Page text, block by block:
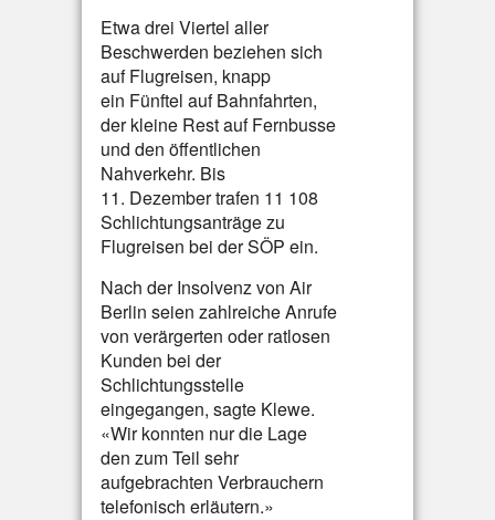
Etwa drei Viertel aller
Beschwerden beziehen sich
auf Flugreisen, knapp
ein Fünftel auf Bahnfahrten,
der kleine Rest auf Fernbusse
und den öffentlichen
Nahverkehr. Bis
11. Dezember trafen 11 108
Schlichtungsanträge zu
Flugreisen bei der SÖP ein.
Nach der Insolvenz von Air
Berlin seien zahlreiche Anrufe
von verärgerten oder ratlosen
Kunden bei der
Schlichtungsstelle
eingegangen, sagte Klewe.
«Wir konnten nur die Lage
den zum Teil sehr
aufgebrachten Verbrauchern
telefonisch erläutern.»